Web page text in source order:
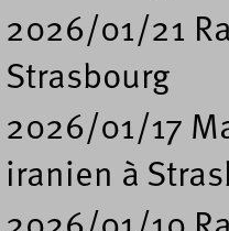
2026/01/21
Strasbourg
2026/01/17
iranien à